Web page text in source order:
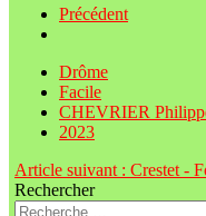
Précédent
Drôme
Facile
CHEVRIER
2023
Article suivant : Crestet -
Rechercher